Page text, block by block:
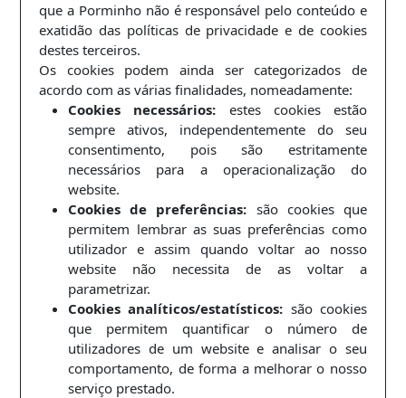
que a Porminho não é responsável pelo conteúdo e
exatidão das políticas de privacidade e de cookies
destes terceiros.
Os cookies podem ainda ser categorizados de
acordo com as várias finalidades, nomeadamente:
Cookies necessários: estes cookies estão
sempre ativos, independentemente do seu
consentimento, pois são estritamente
necessários para a operacionalização do
website.
Cookies de preferências: são cookies que
permitem lembrar as suas preferências como
utilizador e assim quando voltar ao nosso
website não necessita de as voltar a
parametrizar.
Cookies analíticos/estatísticos: são cookies
que permitem quantificar o número de
utilizadores de um website e analisar o seu
comportamento, de forma a melhorar o nosso
serviço prestado.